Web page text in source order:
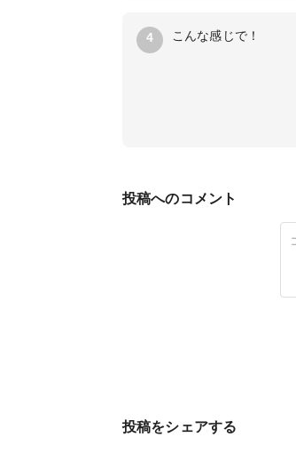
4 こんな感じで！
投稿へのコメント
投稿をシェアする